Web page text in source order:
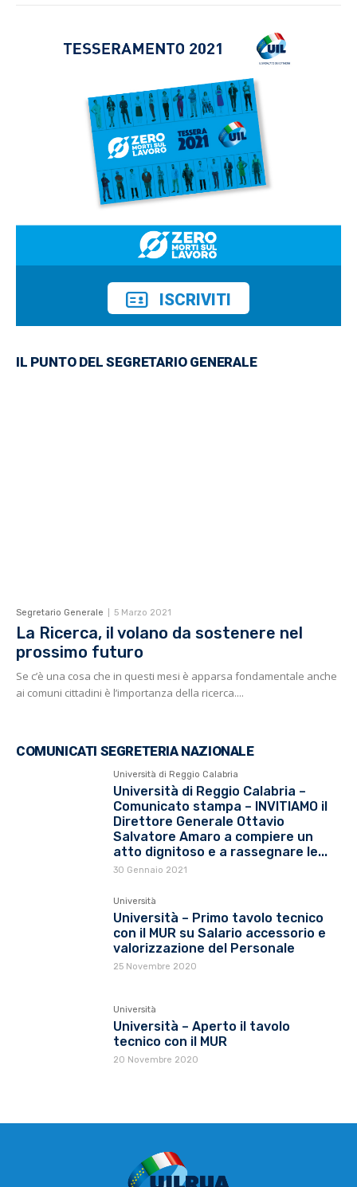
ISCRIVITI
IL PUNTO DEL SEGRETARIO GENERALE
Segretario Generale 5 Marzo 2021
La Ricerca, il volano da sostenere nel
prossimo futuro
Se c’è una cosa che in questi mesi è apparsa fondamentale anche
ai comuni cittadini è l’importanza della ricerca....
COMUNICATI SEGRETERIA NAZIONALE
Università di Reggio Calabria
Università di Reggio Calabria –
Comunicato stampa – INVITIAMO il
Direttore Generale Ottavio
Salvatore Amaro a compiere un
atto dignitoso e a rassegnare le...
30 Gennaio 2021
Università
Università – Primo tavolo tecnico
con il MUR su Salario accessorio e
valorizzazione del Personale
25 Novembre 2020
Università
Università – Aperto il tavolo
tecnico con il MUR
20 Novembre 2020